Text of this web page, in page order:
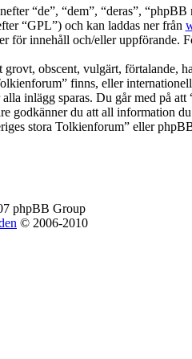
“de”, “dem”, “deras”,
“GPL”) och kan laddas ner från
för innehåll och/eller uppförande.
grovt, obscent, vulgärt, förtalande,
finns, eller
inlägg sparas. Du går med på
godkänner du att all information
stora Tolkienforum” eller
phpBB Group
© 2006-2010